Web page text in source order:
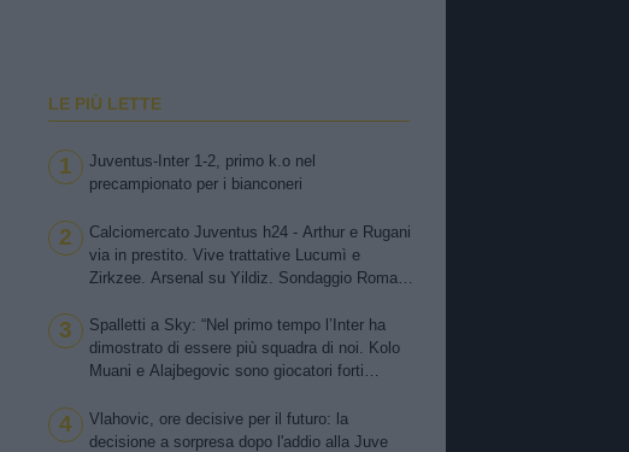
LE PIÙ LETTE
1
Juventus-Inter 1-2, primo k.o nel
precampionato per i bianconeri
2
Calciomercato Juventus h24 - Arthur e Rugani
via in prestito. Vive trattative Lucumì e
Zirkzee. Arsenal su Yildiz. Sondaggio Roma
Zhegrova non vuole partire. Sorloth sul
mercato. Vlahovic, nuova pretendente
3
Spalletti a Sky: “Nel primo tempo l’Inter ha
dimostrato di essere più squadra di noi. Kolo
Muani e Alajbegovic sono giocatori forti
4
Vlahovic, ore decisive per il futuro: la
decisione a sorpresa dopo l'addio alla Juve